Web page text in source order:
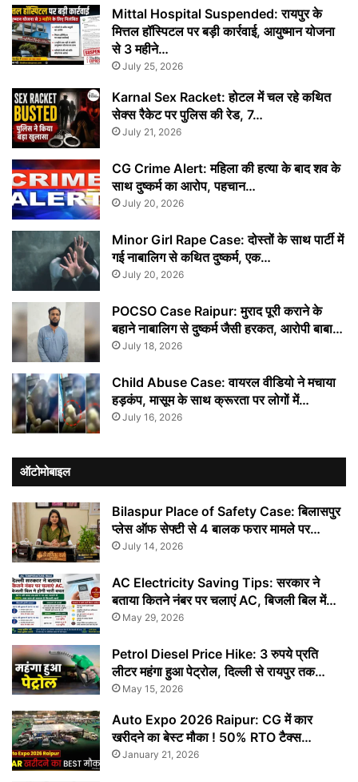
Mittal Hospital Suspended: रायपुर के
मित्तल हॉस्पिटल पर बड़ी कार्रवाई, आयुष्मान योजना
से 3 महीने…
July 25, 2026
Karnal Sex Racket: होटल में चल रहे कथित
सेक्स रैकेट पर पुलिस की रेड, 7…
July 21, 2026
CG Crime Alert: महिला की हत्या के बाद शव के
साथ दुष्कर्म का आरोप, पहचान…
July 20, 2026
Minor Girl Rape Case: दोस्तों के साथ पार्टी में
गई नाबालिग से कथित दुष्कर्म, एक…
July 20, 2026
POCSO Case Raipur: मुराद पूरी कराने के
बहाने नाबालिग से दुष्कर्म जैसी हरकत, आरोपी बाबा…
July 18, 2026
Child Abuse Case: वायरल वीडियो ने मचाया
हड़कंप, मासूम के साथ क्रूरता पर लोगों में…
July 16, 2026
ऑटोमोबाइल
Bilaspur Place of Safety Case: बिलासपुर
प्लेस ऑफ सेफ्टी से 4 बालक फरार मामले पर…
July 14, 2026
AC Electricity Saving Tips: सरकार ने
बताया कितने नंबर पर चलाएं AC, बिजली बिल में…
May 29, 2026
Petrol Diesel Price Hike: 3 रुपये प्रति
लीटर महंगा हुआ पेट्रोल, दिल्ली से रायपुर तक…
May 15, 2026
Auto Expo 2026 Raipur: CG में कार
खरीदने का बेस्ट मौका ! 50% RTO टैक्स…
January 21, 2026